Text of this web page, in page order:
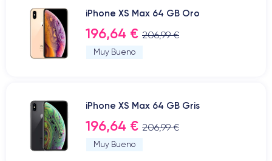
iPhone XS Max 64 GB Oro
196,64 € 206,99 €
Muy Bueno
iPhone XS Max 64 GB Gris
196,64 € 206,99 €
Muy Bueno